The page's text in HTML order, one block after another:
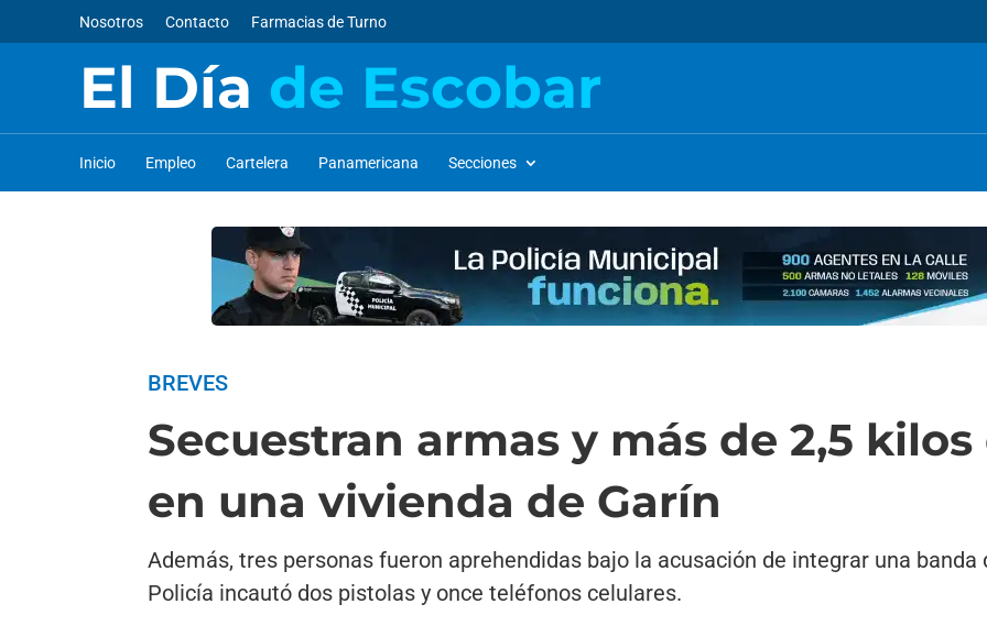
Nosotros Contacto Farmacias de Turno
El Día de Escobar
Inicio Empleo Cartelera Panamericana Secciones
BREVES
Secuestran armas y más de 2,5
en una vivienda de Garín
Además, tres personas fueron aprehendidas bajo la acusación de integrar una banda
Policía incautó dos pistolas y once teléfonos celulares.